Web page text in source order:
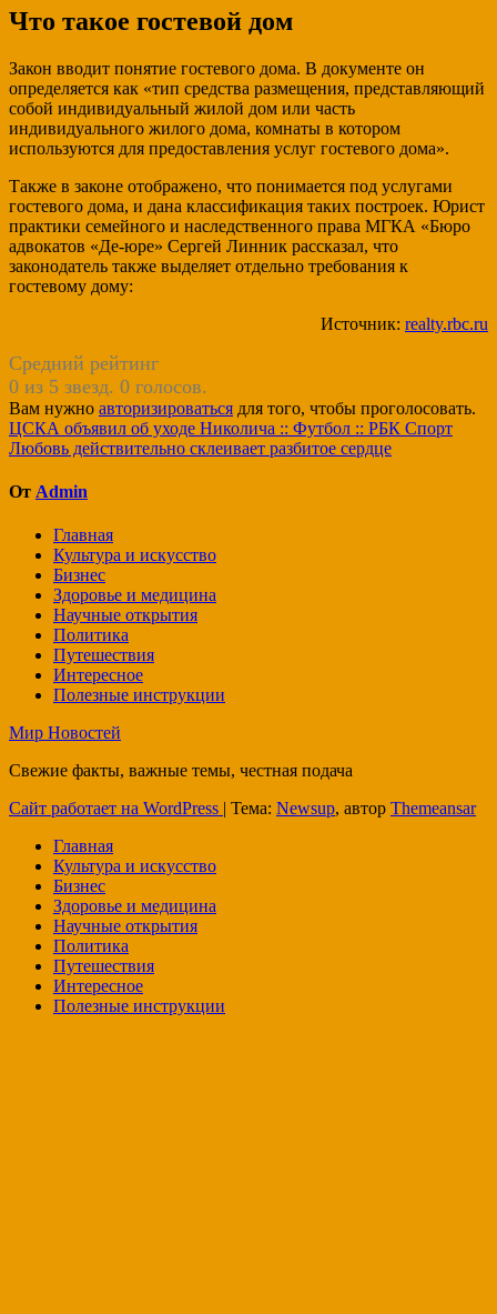
Что такое гостевой дом
Закон вводит понятие гостевого дома. В документе он
определяется как «тип средства размещения, представляющий
собой индивидуальный жилой дом или часть
индивидуального жилого дома, комнаты в котором
используются для предоставления услуг гостевого дома».
Также в законе отображено, что понимается под услугами
гостевого дома, и дана классификация таких построек. Юрист
практики семейного и наследственного права МГКА «Бюро
адвокатов «Де-юре» Сергей Линник рассказал, что
законодатель также выделяет отдельно требования к
гостевому дому:
Источник: realty.rbc.ru
Средний рейтинг
0 из 5 звезд. 0 голосов.
Вам нужно авторизироваться для того, чтобы проголосовать.
Навигация
по
записям
ЦСКА объявил об уходе Николича :: Футбол :: РБК Спорт
Любовь действительно склеивает разбитое сердце
От Admin
Главная
Культура и искусство
Бизнес
Здоровье и медицина
Научные открытия
Политика
Путешествия
Интересное
Полезные инструкции
Мир Новостей
Свежие факты, важные темы, честная подача
Сайт работает на WordPress | Тема: Newsup, автор Themeansar
Главная
Культура и искусство
Бизнес
Здоровье и медицина
Научные открытия
Политика
Путешествия
Интересное
Полезные инструкции